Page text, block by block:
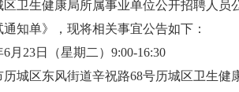
区卫生健康局所属事业单位公开招聘人
知单》，现将相关事宜公告如下：
月23日（星期二）9:00-16:30
城区东风街道辛祝路68号历城区卫生健